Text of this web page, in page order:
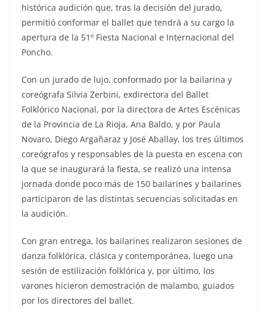
histórica audición que, tras la decisión del jurado,
permitió conformar el ballet que tendrá a su cargo la
apertura de la 51º Fiesta Nacional e Internacional del
Poncho.
Con un jurado de lujo, conformado por la bailarina y
coreógrafa Silvia Zerbini, exdirectora del Ballet
Folklórico Nacional, por la directora de Artes Escénicas
de la Provincia de La Rioja, Ana Baldo, y por Paula
Novaro, Diego Argañaraz y José Aballay, los tres últimos
coreógrafos y responsables de la puesta en escena con
la que se inaugurará la fiesta, se realizó una intensa
jornada donde poco más de 150 bailarines y bailarines
participaron de las distintas secuencias solicitadas en
la audición.
Con gran entrega, los bailarines realizaron sesiones de
danza folklórica, clásica y contemporánea, luego una
sesión de estilización folklórica y, por último, los
varones hicieron demostración de malambo, guiados
por los directores del ballet.